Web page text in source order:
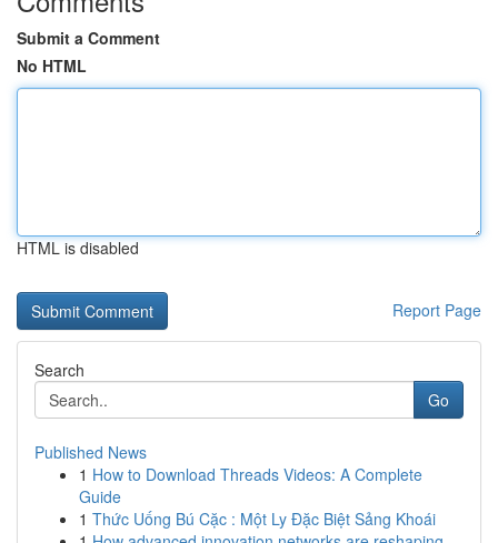
Submit a Comment
No HTML
HTML is disabled
Report Page
Search
Go
Published News
1 How to Download Threads Videos: A Complete
Guide
1 Thức Uống Bú Cặc : Một Ly Đặc Biệt Sảng Khoái